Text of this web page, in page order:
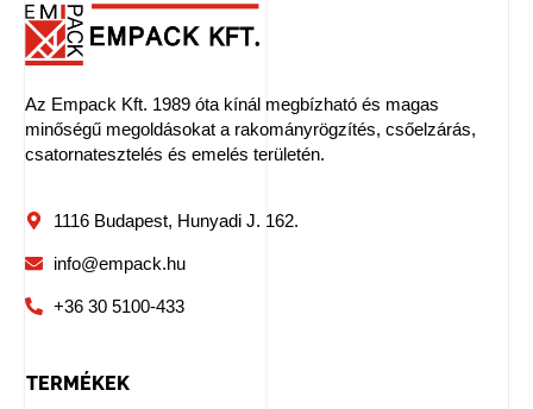
Az Empack Kft. 1989 óta kínál megbízható és magas
minőségű megoldásokat a rakományrögzítés, csőelzárás,
csatornatesztelés és emelés területén.
1116 Budapest, Hunyadi J. 162.
info@empack.hu
+36 30 5100-433
TERMÉKEK